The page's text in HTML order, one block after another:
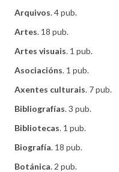
Arquivos. 4 pub.
Artes. 18 pub.
Artes visuais. 1 pub.
Asociacións. 1 pub.
Axentes culturais. 7 pub.
Bibliografías. 3 pub.
Bibliotecas. 1 pub.
Biografía. 18 pub.
Botánica. 2 pub.